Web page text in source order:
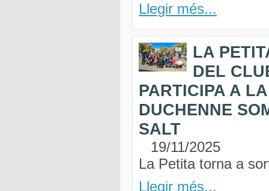
Llegir més...
LA
DEL
PARTICIPA A
DUCHENNE
SALT
19/11/2025
La Petita torna a
Llegir més...